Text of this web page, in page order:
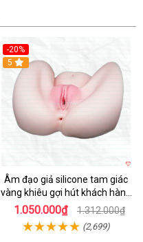
-20%
Hot
5
Âm đạo giả silicone tam giác
vàng khiêu gợi hút khách hàng
nam
1.050.000₫ 1.312.000₫
(2,699)